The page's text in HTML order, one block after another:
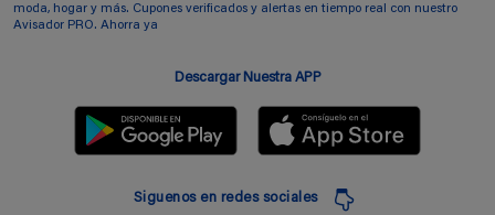
moda, hogar y más. Cupones verificados y alertas en tiempo real con nuestro
Avisador PRO. Ahorra ya
Descargar Nuestra APP
Siguenos en redes sociales